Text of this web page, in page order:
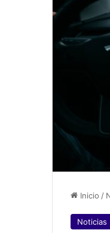
Inicio /
Noticias